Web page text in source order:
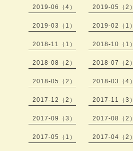
2019-06（4） 2019-05（2）
2019-03（1） 2019-02（1）
2018-11（1） 2018-10（1）
2018-08（2） 2018-07（2）
2018-05（2） 2018-03（4）
2017-12（2） 2017-11（3）
2017-09（3） 2017-08（2）
2017-05（1） 2017-04（2）